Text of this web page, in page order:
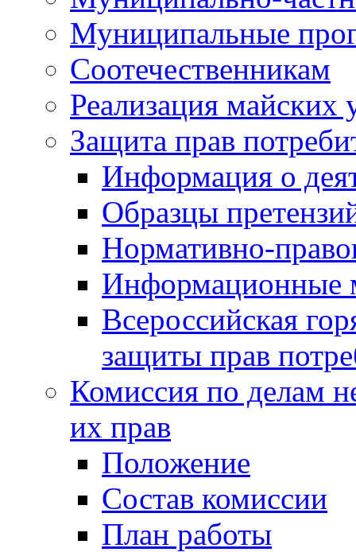
Муниципальные
Соотечественникам
Реализация майских
Защита прав
Информация о
Образцы
Нормативно-
Информационные
Всероссийская
защиты прав
Комиссия по делам
их прав
Положение
Состав комиссии
План работы